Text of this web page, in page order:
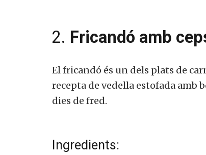
2. Fricandó amb
El fricandó és un dels plats de
recepta de vedella estofada amb
dies de fred.
Ingredients: